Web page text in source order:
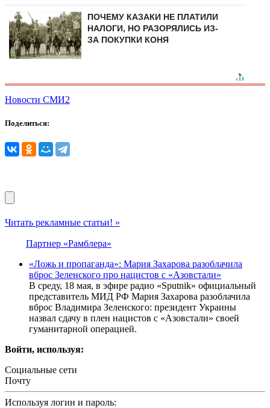
ПОЧЕМУ КАЗАКИ НЕ ПЛАТИЛИ
НАЛОГИ, НО РАЗОРЯЛИСЬ ИЗ-
ЗА ПОКУПКИ КОНЯ
Новости СМИ2
Поделиться:
Читать рекламные статьи! »
Партнер «Рамблера»
«Ложь и пропаганда»: Мария Захарова разоблачила
вброс Зеленского про нацистов с «Азовстали»
В среду, 18 мая, в эфире радио «Sputnik» официальный
представитель МИД РФ Мария Захарова разоблачила
вброс Владимира Зеленского: президент Украины
назвал сдачу в плен нацистов с «Азовстали» своей
гуманитарной операцией.
Войти, используя:
Социальные сети
Почту
Используя логин и пароль: